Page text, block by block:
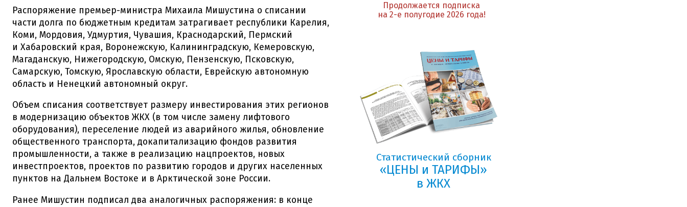
Распоряжение премьер-министра Михаила Мишустина о списании
части долга по бюджетным кредитам затрагивает республики Карелия,
Коми, Мордовия, Удмуртия, Чувашия, Краснодарский, Пермский
и Хабаровский края, Воронежскую, Калининградскую, Кемеровскую,
Магаданскую, Нижегородскую, Омскую, Пензенскую, Псковскую,
Самарскую, Томскую, Ярославскую области, Еврейскую автономную
область и Ненецкий автономный округ.
Объем списания соответствует размеру инвестирования этих регионов
в модернизацию объектов ЖКХ (в том числе замену лифтового
оборудования), переселение людей из аварийного жилья, обновление
общественного транспорта, докапитализацию фондов развития
промышленности, а также в реализацию нацпроектов, новых
инвестпроектов, проектов по развитию городов и других населенных
пунктов на Дальнем Востоке и в Арктической зоне России.
Ранее Мишустин подписал два аналогичных распоряжения: в конце
Продолжается подписка
на 2-е полугодие 2026 года!
Статистический сборник
«ЦЕНЫ и ТАРИФЫ»
в ЖКХ